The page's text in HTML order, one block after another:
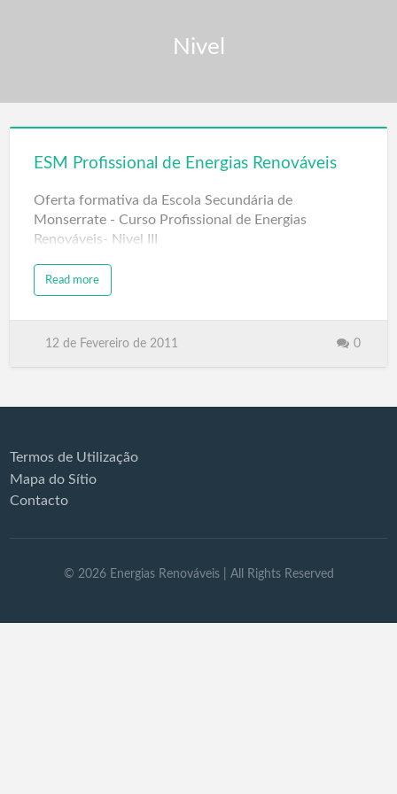
Nivel
ESM Profissional de Energias Renováveis
Oferta formativa da Escola Secundária de
Monserrate - Curso Profissional de Energias
Renováveis- Nivel III
Read more
12 de Fevereiro de 2011 0
Termos de Utilização
Mapa do Sítio
Contacto
© 2026 Energias Renováveis| All Rights Reserved